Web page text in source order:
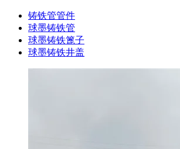
铸铁管管件
球墨铸铁管
球墨铸铁篦子
球墨铸铁井盖